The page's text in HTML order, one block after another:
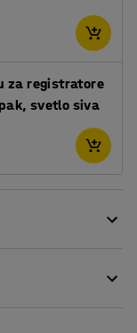
za registratore
svetlo siva